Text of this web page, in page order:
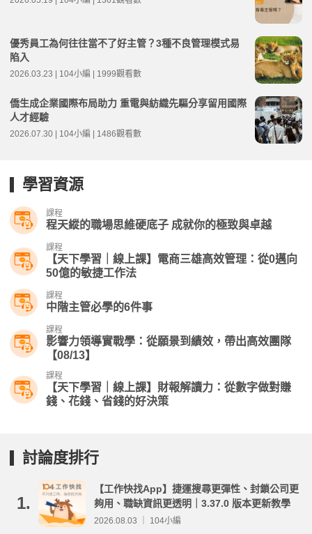
優秀員工為何往往當不了好主管？3種不良管理模式易
陷入
2026.03.23 | 104小編 | 1999觀看數
僑生成企業國際布局助力 重電與紡織先驅分享留用國際
人才經驗
2026.07.30 | 104小編 | 1486觀看數
學習資源
課程
程天縱的職場思維硬底子 成就你的極致與卓越
課程
【天下學習｜線上課】電商三雄高效管理：從0邁向
50億的敏捷工作法
課程
中階主管必學的6件事
課程
影響力領導實戰學：從願景到績效，帶出高效團隊
【08/13】
課程
【天下學習｜線上課】財報解讀力：從數字做對賺
錢、花錢、省錢的好決策
討論度排行
1.
【工作快找App】捷運搜尋更彈性、封鎖公司更
夠用、職缺資訊更透明｜3.37.0 版本更新教學
2026.08.03 ｜ 104小編